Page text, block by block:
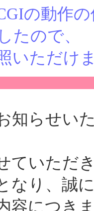
の動作
たので、
いただけ
知らせい
ていただ
なり、誠
容につき